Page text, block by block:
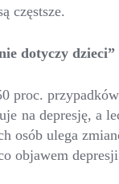
częstsze.
dotyczy dzieci”
proc.
na depresję, a
osób ulega
objawem